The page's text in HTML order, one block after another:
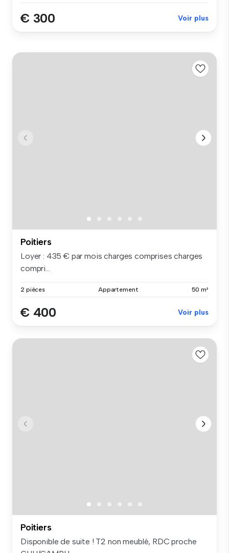
€ 300 Voir plus
Poitiers
Loyer : 435 € par mois charges comprises charges
compri...
2 pièces Appartement 50 m²
€ 400 Voir plus
Poitiers
Disponible de suite ! T2 non meublé, RDC proche